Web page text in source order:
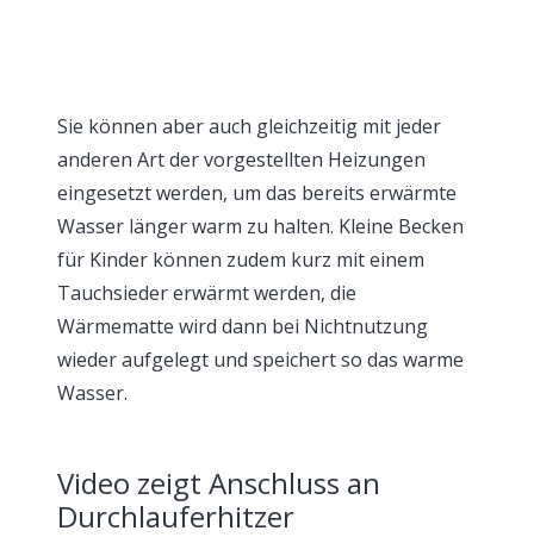
Sie können aber auch gleichzeitig mit jeder
anderen Art der vorgestellten Heizungen
eingesetzt werden, um das bereits erwärmte
Wasser länger warm zu halten. Kleine Becken
für Kinder können zudem kurz mit einem
Tauchsieder erwärmt werden, die
Wärmematte wird dann bei Nichtnutzung
wieder aufgelegt und speichert so das warme
Wasser.
Video zeigt Anschluss an
Durchlauferhitzer